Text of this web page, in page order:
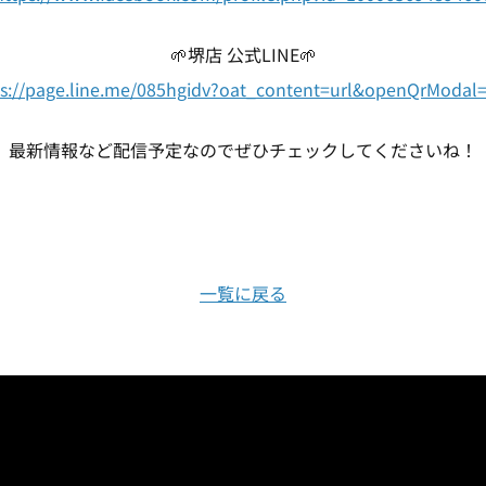
🌱堺店 公式LINE🌱
page.line.me/
最新情報など配信予定なのでぜひチェックしてくださいね！
一覧に戻る